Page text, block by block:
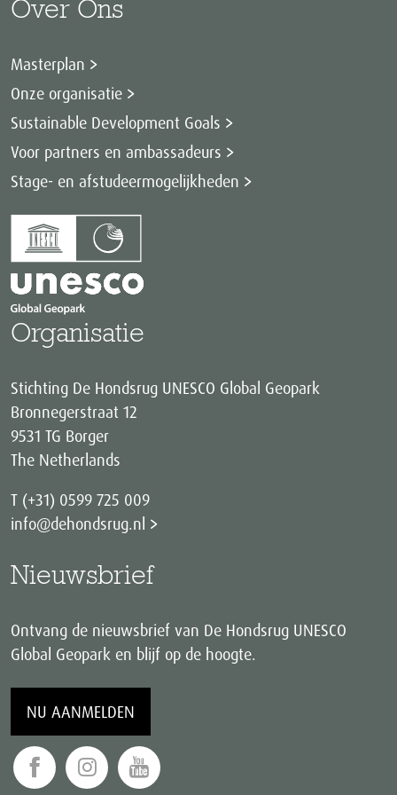
Over Ons
Masterplan
Onze organisatie
Sustainable Development Goals
Voor partners en ambassadeurs
Stage- en afstudeermogelijkheden
Organisatie
Stichting De Hondsrug UNESCO Global Geopark
Bronnegerstraat 12
9531 TG Borger
The Netherlands
T (+31) 0599 725 009
info@dehondsrug.nl
Nieuwsbrief
Ontvang de nieuwsbrief van De Hondsrug UNESCO
Global Geopark en blijf op de hoogte.
NU AANMELDEN